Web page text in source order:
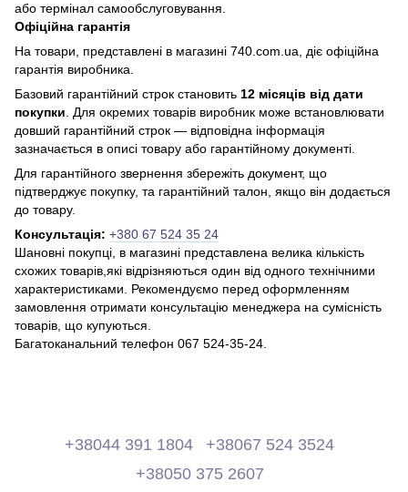
або термінал самообслуговування.
Офіційна гарантія
На товари, представлені в магазині 740.com.ua, діє офіційна
гарантія виробника.
Базовий гарантійний строк становить 12 місяців від дати
покупки. Для окремих товарів виробник може встановлювати
довший гарантійний строк — відповідна інформація
зазначається в описі товару або гарантійному документі.
Для гарантійного звернення збережіть документ, що
підтверджує покупку, та гарантійний талон, якщо він додається
до товару.
Консультація: +380 67 524 35 24
Шановні покупці, в магазині представлена ​​велика кількість
схожих товарів,які відрізняються один від одного технічними
характеристиками. Рекомендуємо перед оформленням
замовлення отримати консультацію менеджера на сумісність
товарів, що купуються.
Багатоканальний телефон 067 524-35-24.
+38044 391 1804
+38067 524 3524
+38050 375 2607